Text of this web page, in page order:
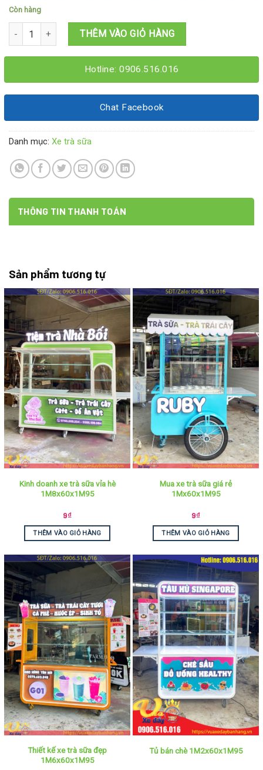
Còn hàng
Xe trà sữa đẹp 1M5x60x2M số lượng
THÊM VÀO GIỎ HÀNG
Hotline: 0906.516.016
Chat Facebook
Danh mục: Xe trà sữa
THÔNG TIN THANH TOÁN
Sản phẩm tương tự
Kinh doanh xe trà sữa vỉa hè
1M8x60x1M95
9₫
THÊM VÀO GIỎ HÀNG
Mua xe trà sữa giá rẻ
1Mx60x1M95
9₫
THÊM VÀO GIỎ HÀNG
Thiết kế xe trà sữa đẹp
1M6x60x1M95
Tủ bán chè 1M2x60x1M95